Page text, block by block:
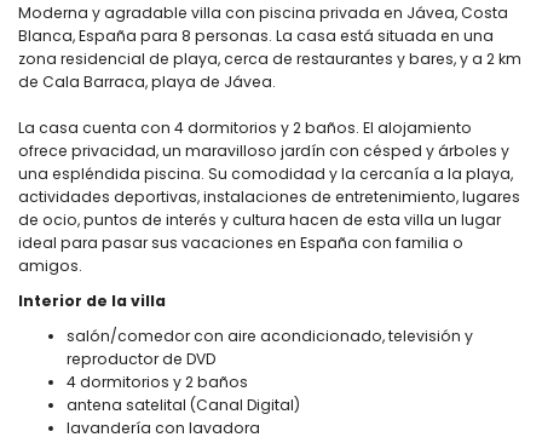
Moderna y agradable villa con piscina privada en Jávea, Costa
Blanca, España para 8 personas. La casa está situada en una
zona residencial de playa, cerca de restaurantes y bares, y a 2 km
de Cala Barraca, playa de Jávea.
La casa cuenta con 4 dormitorios y 2 baños. El alojamiento
ofrece privacidad, un maravilloso jardín con césped y árboles y
una espléndida piscina. Su comodidad y la cercanía a la playa,
actividades deportivas, instalaciones de entretenimiento, lugares
de ocio, puntos de interés y cultura hacen de esta villa un lugar
ideal para pasar sus vacaciones en España con familia o
amigos.
Interior de la villa
salón/comedor con aire acondicionado, televisión y
reproductor de DVD
4 dormitorios y 2 baños
antena satelital (Canal Digital)
lavandería con lavadora